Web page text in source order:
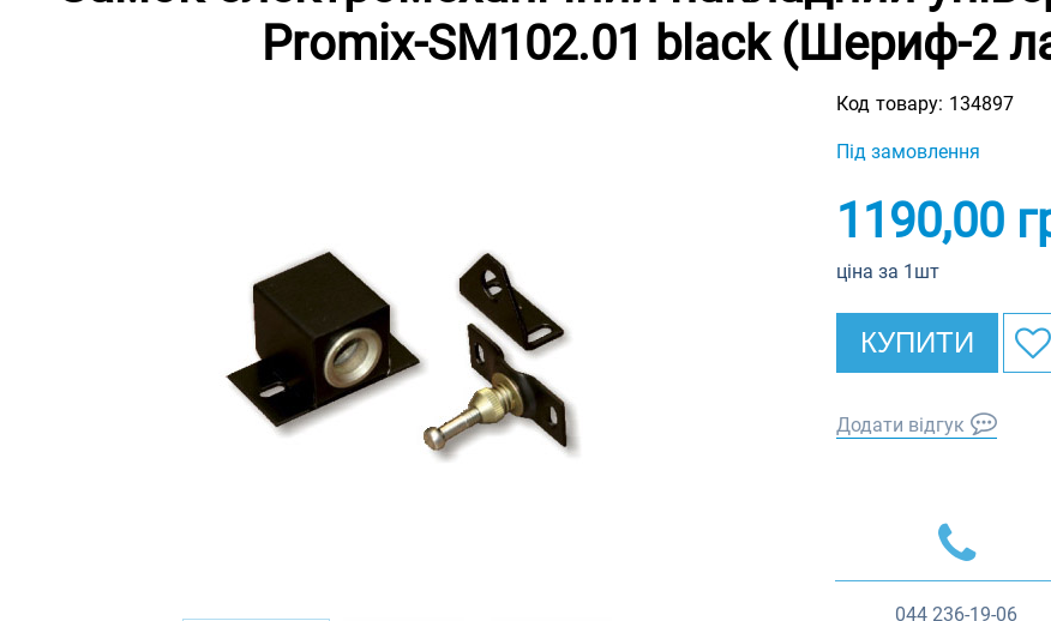
Promix-SM102.01 black (Шериф-2
Код товару: 134897
Під замовлення
1190,00
ціна за 1шт
КУПИТИ
Додати відгук
044 236-19-06